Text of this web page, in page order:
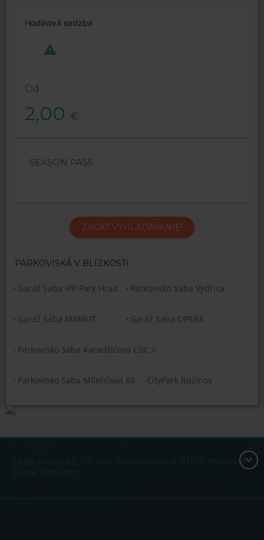
Hodinová sadzba
.
Od
2,00 €
SEASON PASS
ZACAT VYHLADÁVANIE!
PARKOVISKÁ V BLÍZKOSTI
Garáž Saba IPP Park Hrad Parkovisko Saba Vydrica
Garáž Saba MAMUT Garáž Saba OPERA
Parkovisko Saba Karadžičova CBC V
Parkovisko Saba Miletičova 60 CityPark Ruzinov
SABA PARKING SK, s.r.o. Grosslingova 4, 81109 Bratislava,